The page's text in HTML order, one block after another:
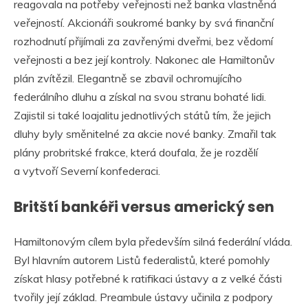
reagovala na potřeby veřejnosti než banka vlastněná
veřejností. Akcionáři soukromé banky by svá finanční
rozhodnutí přijímali za zavřenými dveřmi, bez vědomí
veřejnosti a bez její kontroly. Nakonec ale Hamiltonův
plán zvítězil. Elegantně se zbavil ochromujícího
federálního dluhu a získal na svou stranu bohaté lidi.
Zajistil si také loajalitu jednotlivých států tím, že jejich
dluhy byly směnitelné za akcie nové banky. Zmařil tak
plány probritské frakce, která doufala, že je rozdělí
a vytvoří Severní konfederaci.
Britští bankéři versus americký sen
Hamiltonovým cílem byla především silná federální vláda.
Byl hlavním autorem Listů federalistů, které pomohly
získat hlasy potřebné k ratifikaci ústavy a z velké části
tvořily její základ. Preambule ústavy učinila z podpory